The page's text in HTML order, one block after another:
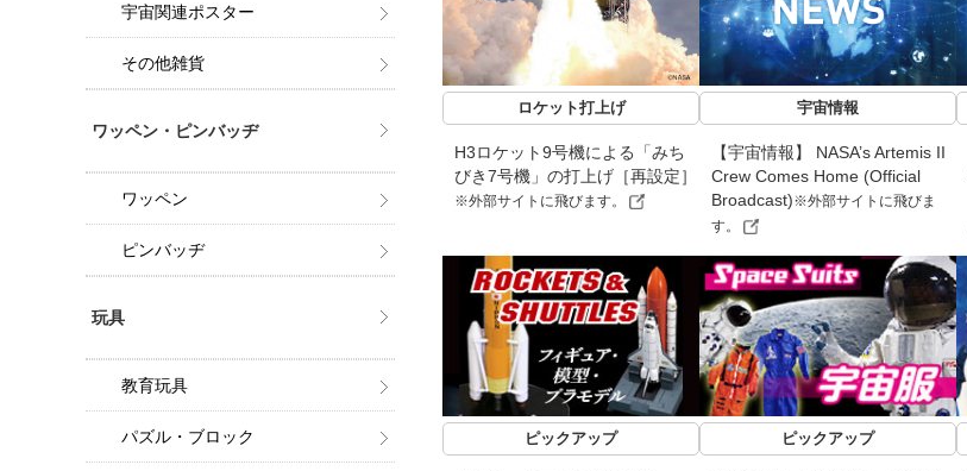
ロケット打上げ
H3ロケット9号機による「みち
びき7号機」の打上げ［再設定］
※外部サイトに飛びます。
宇宙情報
【宇宙情報】 NASA’s Artemis II
Crew Comes Home (Official
Broadcast)※外部サイトに飛びま
す。
ピックアップ ピックアップ
宇宙関連ポスター
その他雑貨
ワッペン・ピンバッヂ
ワッペン
ピンバッヂ
玩具
教育玩具
パズル・ブロック